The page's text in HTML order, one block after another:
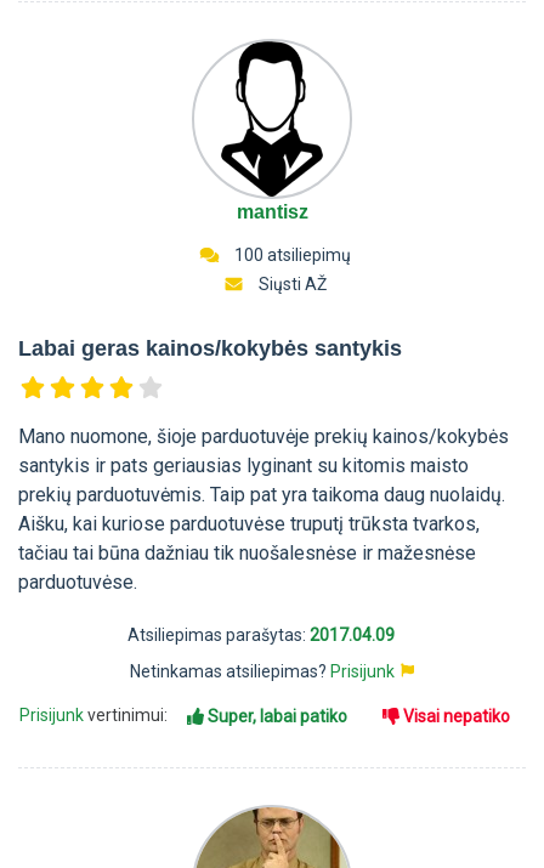
mantisz
100 atsiliepimų
Siųsti AŽ
Labai geras kainos/kokybės santykis
Mano nuomone, šioje parduotuvėje prekių kainos/kokybės
santykis ir pats geriausias lyginant su kitomis maisto
prekių parduotuvėmis. Taip pat yra taikoma daug nuolaidų.
Aišku, kai kuriose parduotuvėse truputį trūksta tvarkos,
tačiau tai būna dažniau tik nuošalesnėse ir mažesnėse
parduotuvėse.
Atsiliepimas parašytas: 2017.04.09
Netinkamas atsiliepimas? Prisijunk
Prisijunkvertinimui: Super, labai patiko Visai nepatiko